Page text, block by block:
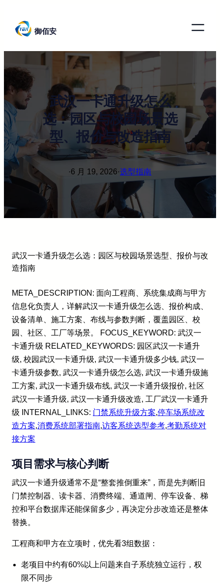
御佰安
武汉一卡通升级怎么
选：园区与校园场景选
型、报价与改造指南
·6 月 19, 2026·选型指南
武汉一卡通升级怎么选：园区与校园场景选型、报价与改
造指南
META_DESCRIPTION: 面向工程商、系统集成商与甲方
信息化负责人，详解武汉一卡通升级怎么选、报价构成、
设备清单、施工方案、布线与参数判断，覆盖园区、校
园、社区、工厂等场景。 FOCUS_KEYWORD: 武汉一
卡通升级 RELATED_KEYWORDS: 园区武汉一卡通升
级, 校园武汉一卡通升级, 武汉一卡通升级多少钱, 武汉一
卡通升级参数, 武汉一卡通升级怎么选, 武汉一卡通升级施
工方案, 武汉一卡通升级布线, 武汉一卡通升级报价, 社区
武汉一卡通升级, 武汉一卡通升级改造, 工厂武汉一卡通升
级 INTERNAL_LINKS: 门禁系统升级方案,停车场系统改
造方案,消费系统部署指南,访客系统选型参考,考勤系统对
接方案
项目需求与核心判断
武汉一卡通升级通常不是“整套推倒重来”，而是先判断旧
门禁控制器、读卡器、消费终端、通道闸、停车设备、梯
控和平台数据库还能保留多少，再决定分步改造还是整体
替换。
工程商和甲方在立项时，优先看3组数据：
老项目中约有60%以上问题来自子系统独立运行，权
限不同步